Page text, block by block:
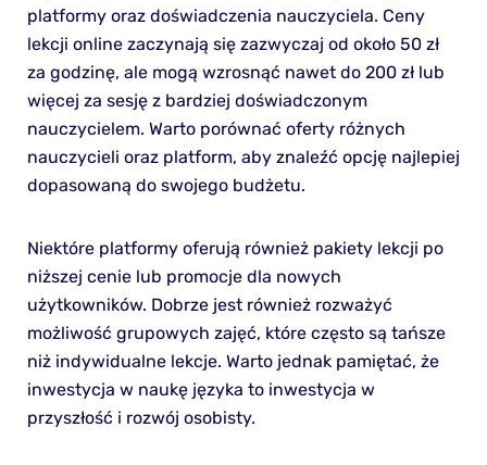
platformy oraz doświadczenia nauczyciela. Ceny
lekcji online zaczynają się zazwyczaj od około 50 zł
za godzinę, ale mogą wzrosnąć nawet do 200 zł lub
więcej za sesję z bardziej doświadczonym
nauczycielem. Warto porównać oferty różnych
nauczycieli oraz platform, aby znaleźć opcję najlepiej
dopasowaną do swojego budżetu.
Niektóre platformy oferują również pakiety lekcji po
niższej cenie lub promocje dla nowych
użytkowników. Dobrze jest również rozważyć
możliwość grupowych zajęć, które często są tańsze
niż indywidualne lekcje. Warto jednak pamiętać, że
inwestycja w naukę języka to inwestycja w
przyszłość i rozwój osobisty.